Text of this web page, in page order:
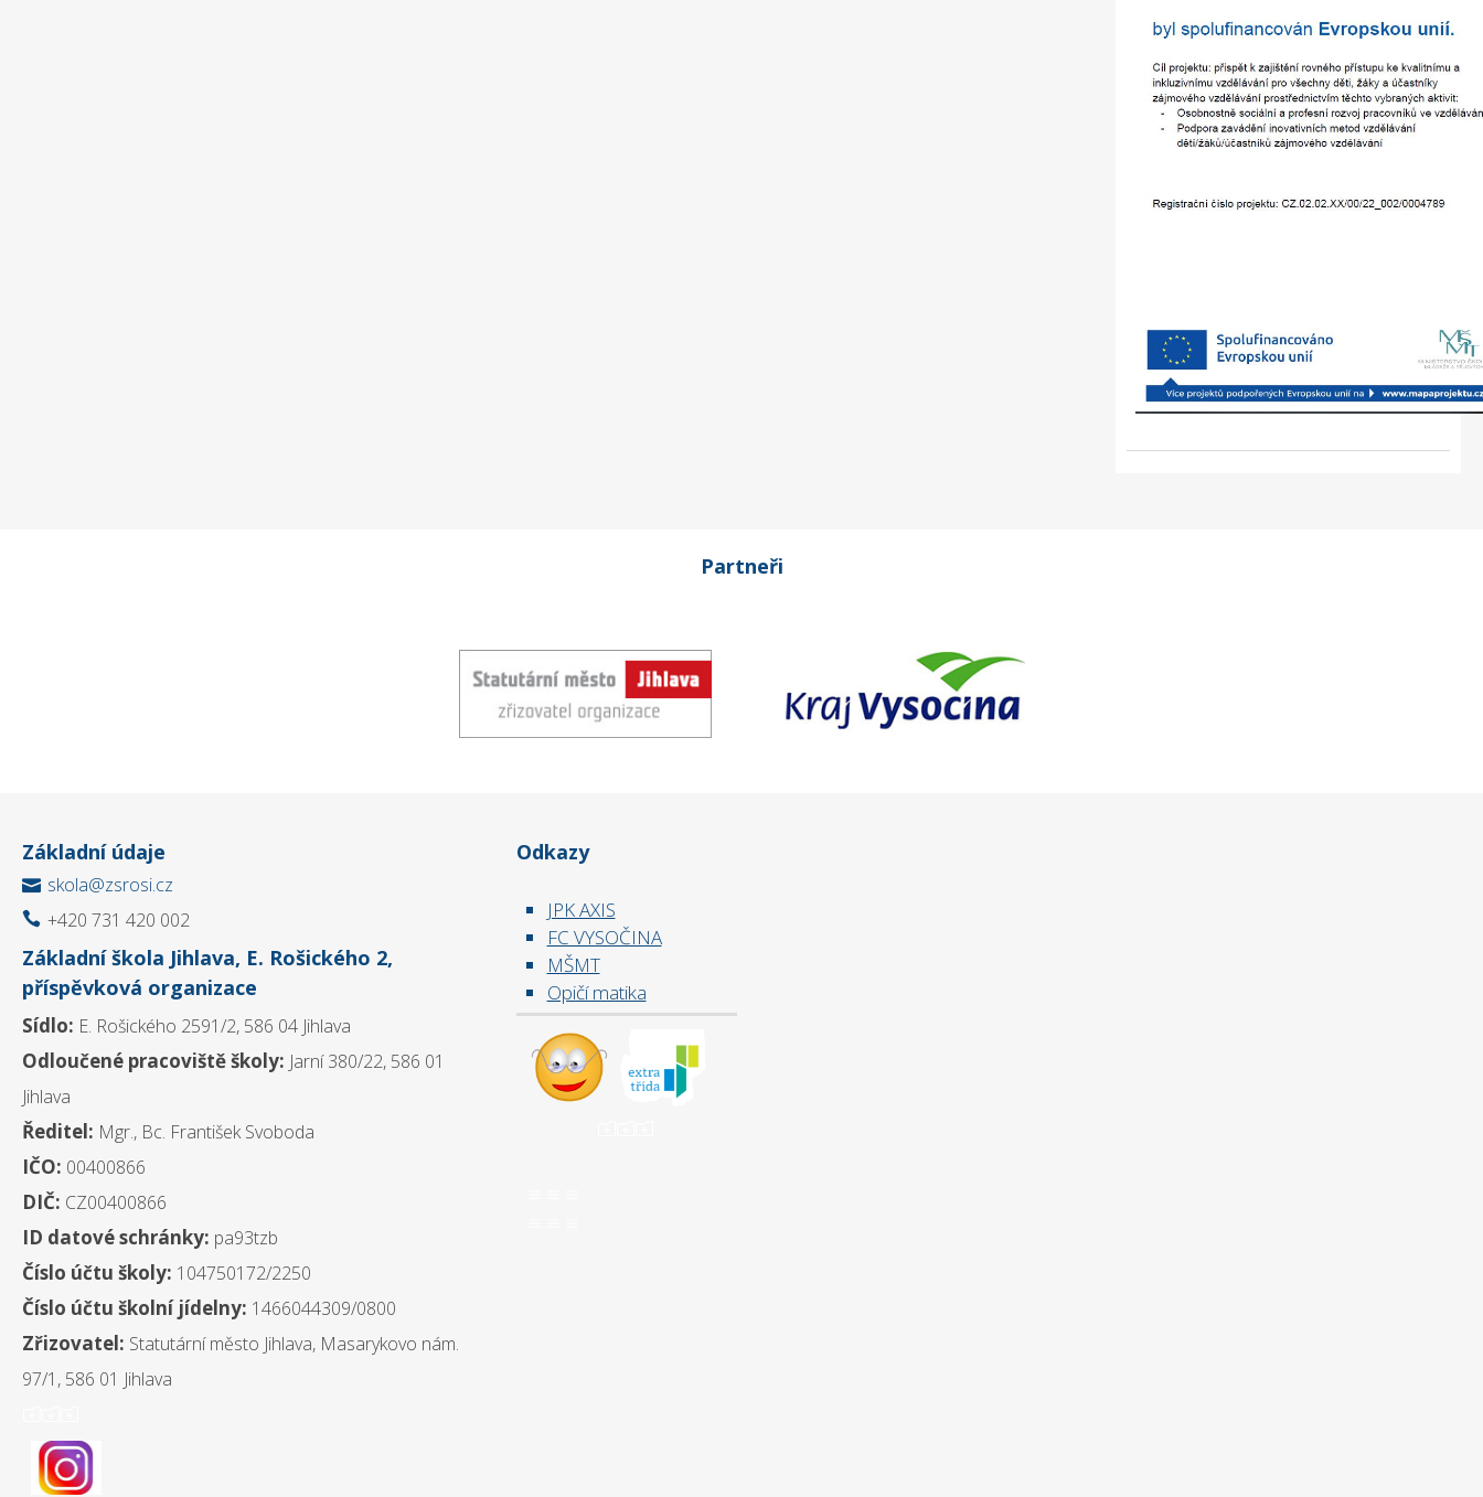
Partneři
Základní údaje
 skola@zsrosi.cz
 +420 731 420 002
Základní škola Jihlava, E. Rošického 2,
příspěvková organizace
Sídlo: E. Rošického 2591/2, 586 04 Jihlava
Odloučené pracoviště školy: Jarní 380/22, 586 01
Jihlava
Ředitel: Mgr., Bc. František Svoboda
IČO: 00400866
DIČ: CZ00400866
ID datové schránky: pa93tzb
Číslo účtu školy: 104750172/2250
Číslo účtu školní jídelny: 1466044309/0800
Zřizovatel: Statutární město Jihlava, Masarykovo nám.
97/1, 586 01 Jihlava
Odkazy
JPK AXIS
FC VYSOČINA
MŠMT
Opičí matika